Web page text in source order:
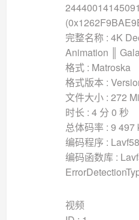
完整名称 : 4K
Animation ║
格式 : Matroska
格式版本 :
文件大小 : 272
时长 : 4 分 0 秒
总体码率 : 9 497
编码程序 :
编码函数库 :
视频